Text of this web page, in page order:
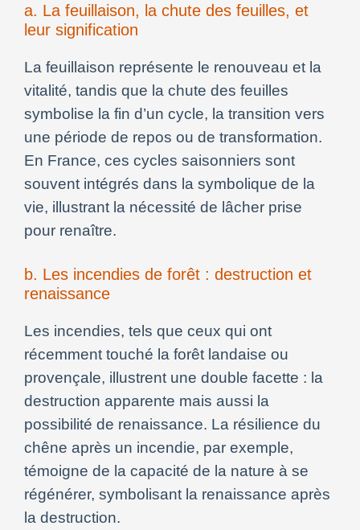
a. La feuillaison, la chute des feuilles, et
leur signification
La feuillaison représente le renouveau et la
vitalité, tandis que la chute des feuilles
symbolise la fin d’un cycle, la transition vers
une période de repos ou de transformation.
En France, ces cycles saisonniers sont
souvent intégrés dans la symbolique de la
vie, illustrant la nécessité de lâcher prise
pour renaître.
b. Les incendies de forêt : destruction et
renaissance
Les incendies, tels que ceux qui ont
récemment touché la forêt landaise ou
provençale, illustrent une double facette : la
destruction apparente mais aussi la
possibilité de renaissance. La résilience du
chêne après un incendie, par exemple,
témoigne de la capacité de la nature à se
régénérer, symbolisant la renaissance après
la destruction.